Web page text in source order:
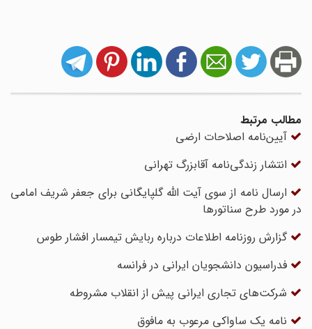
مطالب مرتبط
آیین‌نامه اصلاحات ارضی
انتشار زندگی‌نامه آقابزرگ تهرانی
ارسال نامه از سوی آیت الله گلپایگانی برای جعفر شریف امامی
در مورد طرح سناتورها
گزارش روزنامه اطلاعات درباره ربایش تیمسار افشار طوس
فدراسیون دانشجویان ایرانى در فرانسه
شرکت‌های تجاری ایرانی پیش از انقلاب مشروطه
نامه یک ساواکی مرعوب به مافوق‌